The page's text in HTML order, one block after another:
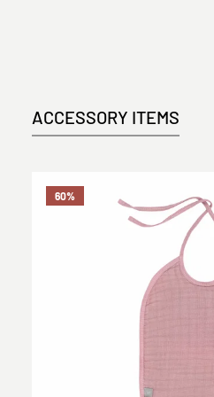
ACCESSORY ITEMS
60%